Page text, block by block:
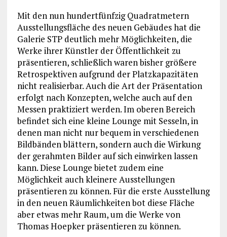
Mit den nun hundertfünfzig Quadratmetern
Ausstellungsfläche des neuen Gebäudes hat die
Galerie STP deutlich mehr Möglichkeiten, die
Werke ihrer Künstler der Öffentlichkeit zu
präsentieren, schließlich waren bisher größere
Retrospektiven aufgrund der Platzkapazitäten
nicht realisierbar. Auch die Art der Präsentation
erfolgt nach Konzepten, welche auch auf den
Messen praktiziert werden. Im oberen Bereich
befindet sich eine kleine Lounge mit Sesseln, in
denen man nicht nur bequem in verschiedenen
Bildbänden blättern, sondern auch die Wirkung
der gerahmten Bilder auf sich einwirken lassen
kann. Diese Lounge bietet zudem eine
Möglichkeit auch kleinere Ausstellungen
präsentieren zu können. Für die erste Ausstellung
in den neuen Räumlichkeiten bot diese Fläche
aber etwas mehr Raum, um die Werke von
Thomas Hoepker präsentieren zu können.